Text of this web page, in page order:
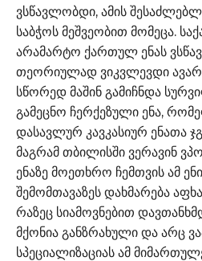
ვსწავლობდი, ამის
საბჭოს მეშვეობით მომეცა.
არამარტო ქართულ ენას
თეორიულად ვიკვლევდი
სწორედ მაშინ გამიჩნდა
გამეცნო ჩერქეზული ენა,
დასავლურ კავკასიურ ენათა
მაგრამ თბილისში ვერავინ
ენაზე მოეთხრო ჩემთვის ამ
შემომთავაზეს დახმარება
რაზეც სიამოვნებით
მქონია განზრახული და არც
სპეციალიზაციას ამ